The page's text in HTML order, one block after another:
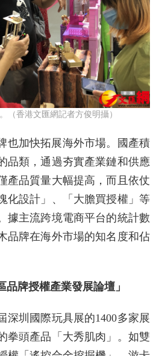
（香港文匯網記者方俊明攝）
也加快拓展海外市場。國產積
品類，通過夯實產業鏈和供應
產品質量大幅提高，而且依仗
化設計」、「大膽買授權」等
據主流跨境電商平台的統計數
品牌在海外市場的知名度和佔
品牌授權產業發展論壇」
深圳國際玩具展的1400多家展
拳頭產品「大秀肌肉」。如雙